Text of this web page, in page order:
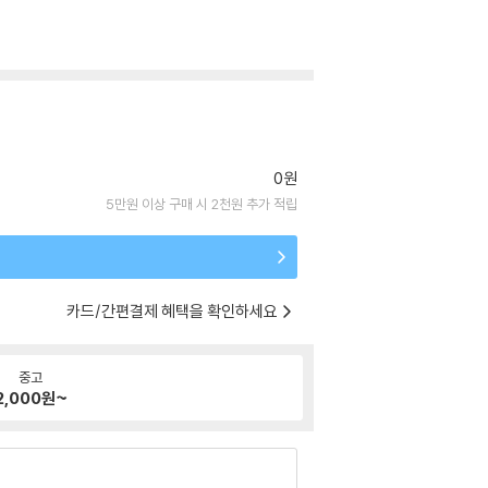
0원
5만원 이상 구매 시 2천원 추가 적립
카드/간편결제 혜택을 확인하세요
중고
원~